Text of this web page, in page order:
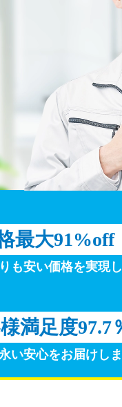
最大91%off
も安い価格を実現
満足度97.7
い安心をお届けし